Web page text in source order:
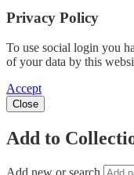
Privacy Policy
To use social login you
of your data by this
Accept
Close
Add to